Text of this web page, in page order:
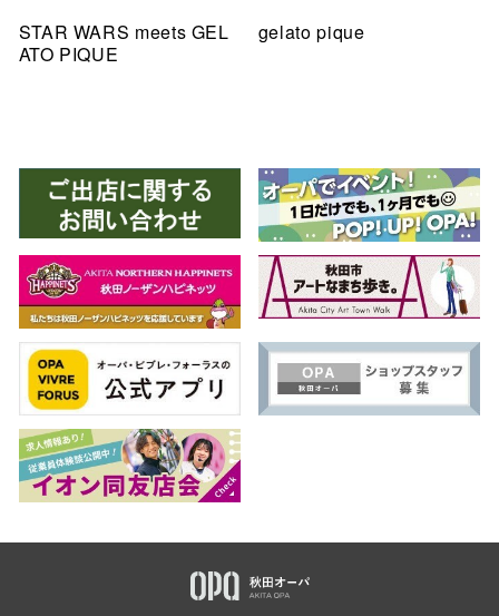
STAR WARS meets GEL
ATO PIQUE
gelato pique